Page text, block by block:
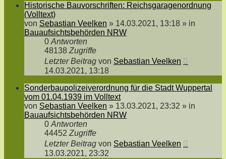
Historische Bauvorschriften: Reichsgaragenordnung
(Volltext)
von Sebastian Veelken » 14.03.2021, 13:18 » in
Bauaufsichtsbehörden NRW
0 Antworten
48138 Zugriffe
Letzter Beitrag von Sebastian Veelken
14.03.2021, 13:18
Sonderbaupolizeiverordnung für die Stadt Wuppertal
vom 01.04.1939 im Volltext
von Sebastian Veelken » 13.03.2021, 23:32 » in
Bauaufsichtsbehörden NRW
0 Antworten
44452 Zugriffe
Letzter Beitrag von Sebastian Veelken
13.03.2021, 23:32